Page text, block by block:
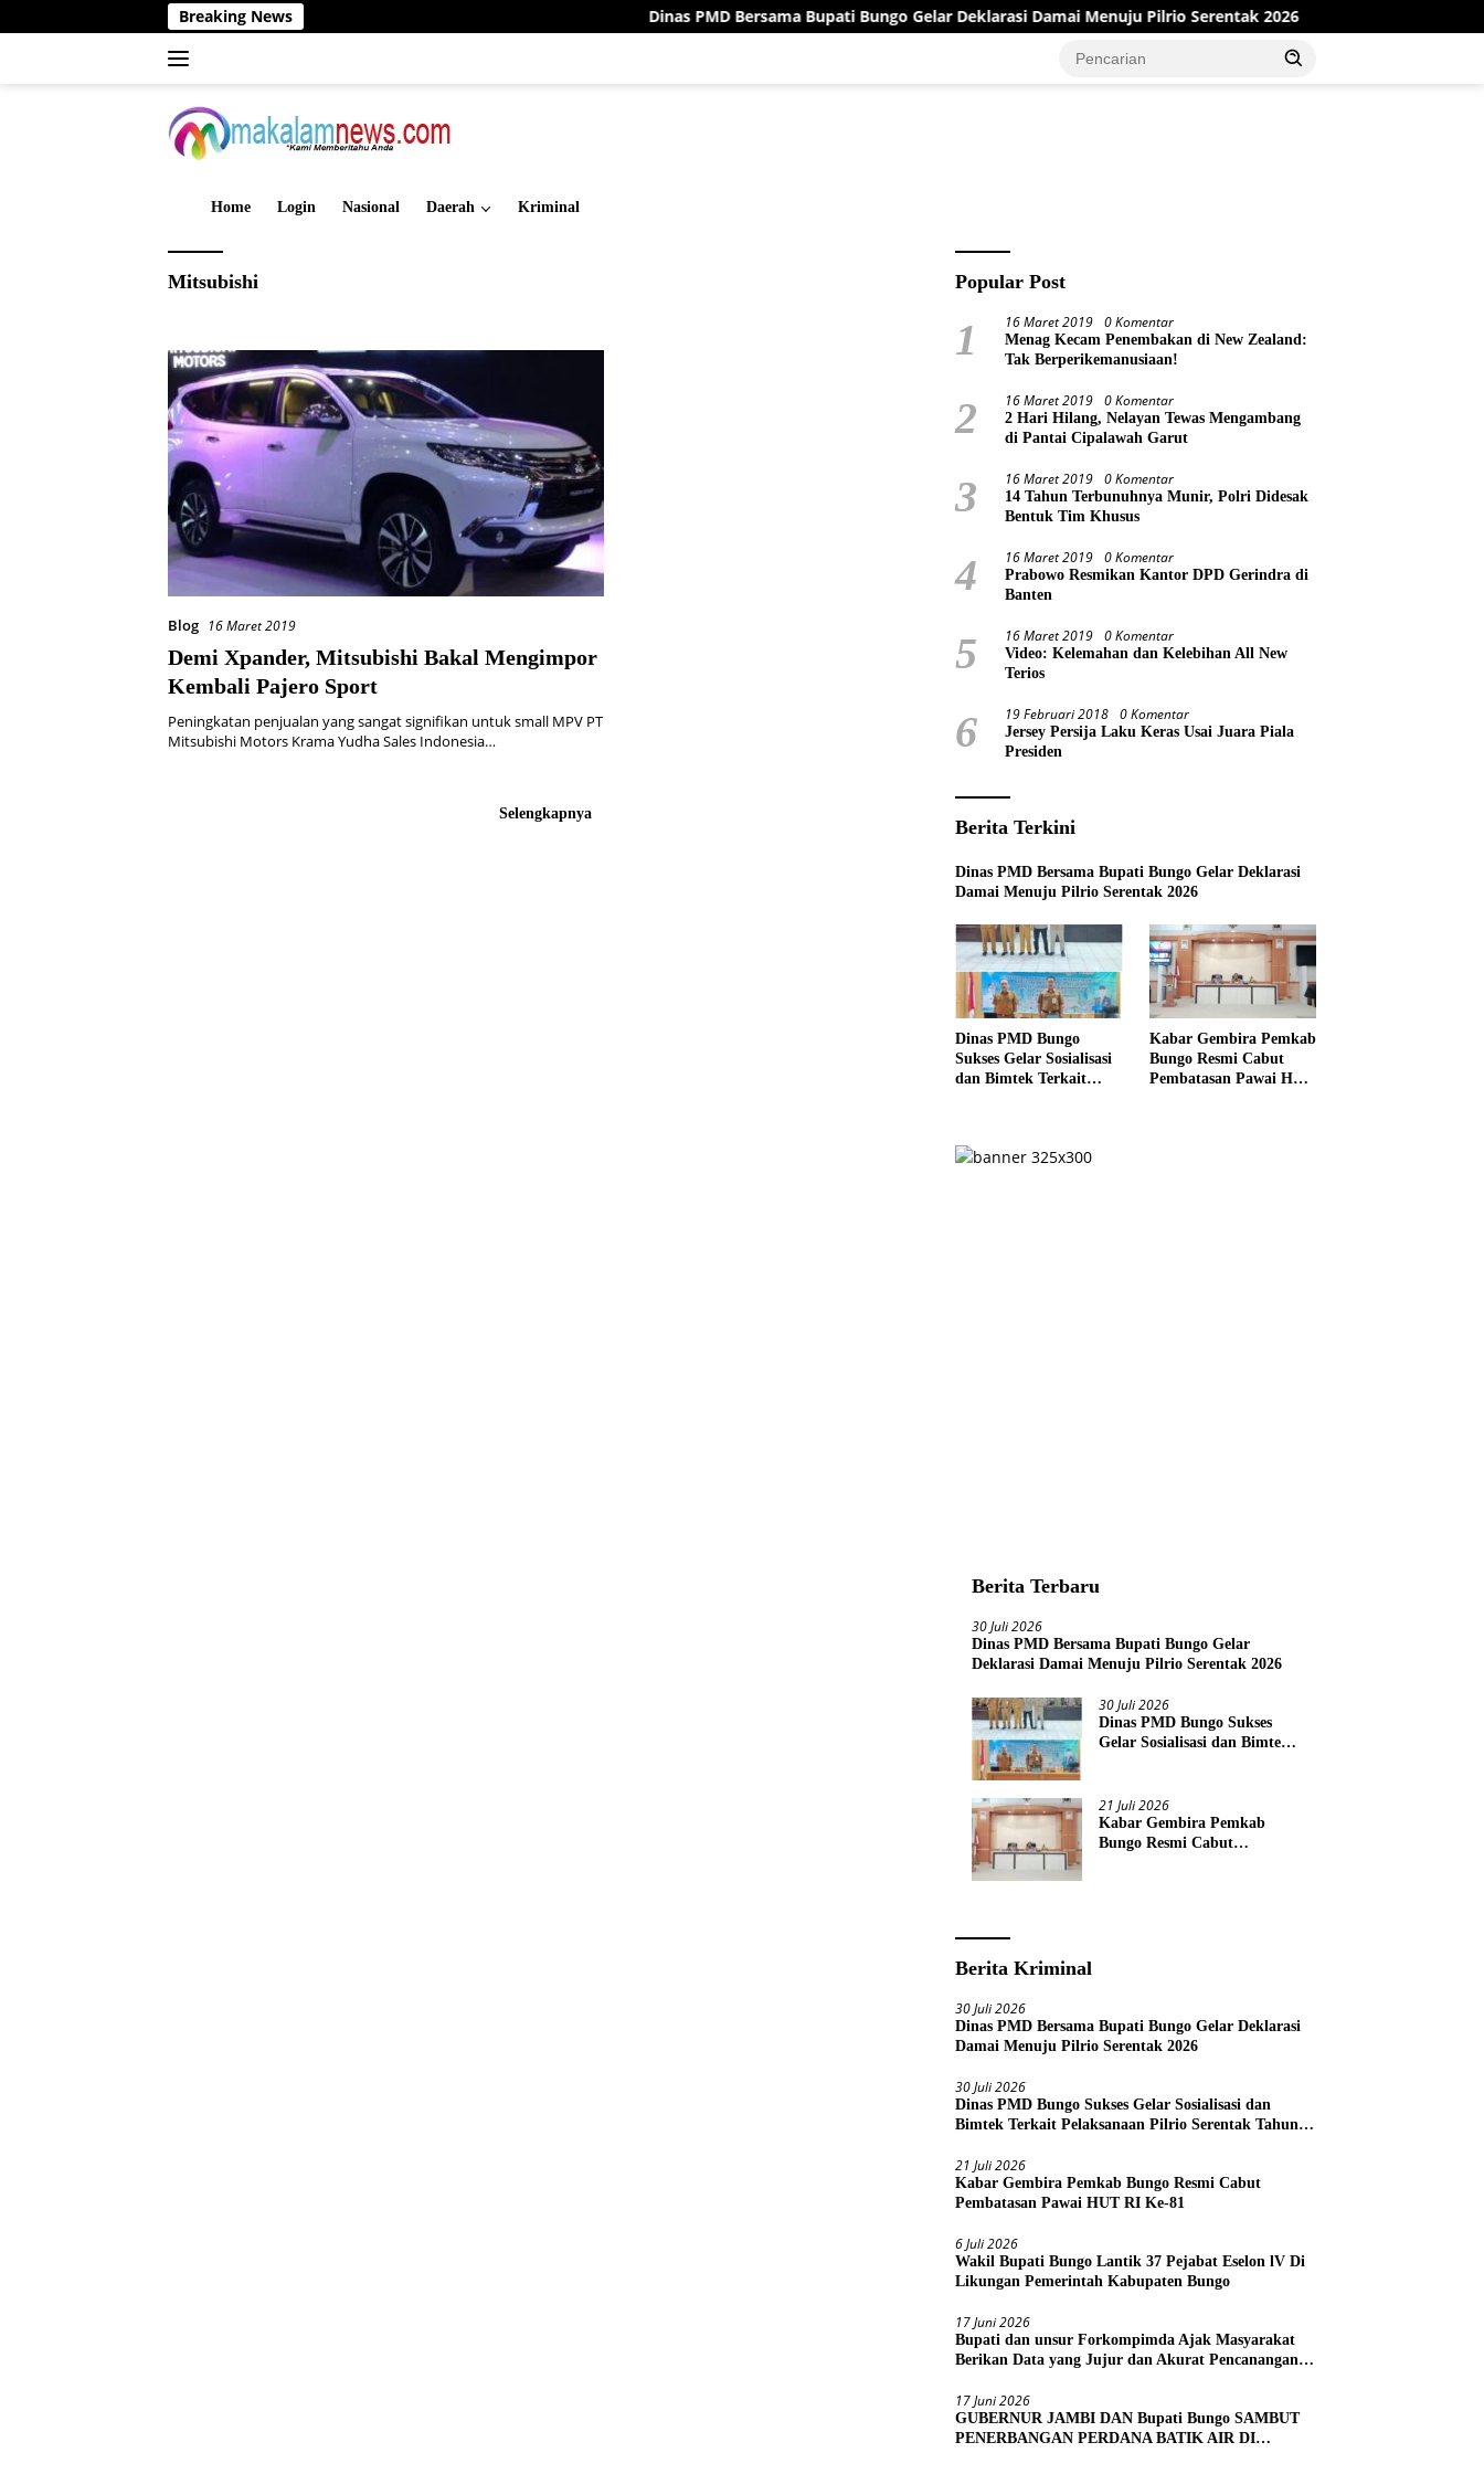
ke
Breaking News Dinas PMD Bersama Bupati Bungo Gelar Deklarasi Damai Menuju Pilrio Serentak 2026 Dinas PMD Bungo
Home Login Nasional Daerah Kriminal
Mitsubishi
Blog 16 Maret 2019
Demi Xpander, Mitsubishi Bakal Mengimpor
Kembali Pajero Sport
Peningkatan penjualan yang sangat signifikan untuk small MPV PT
Mitsubishi Motors Krama Yudha Sales Indonesia…
Selengkapnya
Popular Post
1 16 Maret 2019 0 Komentar
Menag Kecam Penembakan di New Zealand:
Tak Berperikemanusiaan!
2 16 Maret 2019 0 Komentar
2 Hari Hilang, Nelayan Tewas Mengambang
di Pantai Cipalawah Garut
3 16 Maret 2019 0 Komentar
14 Tahun Terbunuhnya Munir, Polri Didesak
Bentuk Tim Khusus
4 16 Maret 2019 0 Komentar
Prabowo Resmikan Kantor DPD Gerindra di
Banten
5 16 Maret 2019 0 Komentar
Video: Kelemahan dan Kelebihan All New
Terios
6 19 Februari 2018 0 Komentar
Jersey Persija Laku Keras Usai Juara Piala
Presiden
Berita Terkini
Dinas PMD Bersama Bupati Bungo Gelar Deklarasi
Damai Menuju Pilrio Serentak 2026
Dinas PMD Bungo
Sukses Gelar Sosialisasi
dan Bimtek Terkait
Kabar Gembira Pemkab
Bungo Resmi Cabut
Pembatasan Pawai HUT
Berita Terbaru
30 Juli 2026
Dinas PMD Bersama Bupati Bungo Gelar
Deklarasi Damai Menuju Pilrio Serentak 2026
30 Juli 2026
Dinas PMD Bungo Sukses
Gelar Sosialisasi dan Bimtek
21 Juli 2026
Kabar Gembira Pemkab
Bungo Resmi Cabut
Berita Kriminal
30 Juli 2026
Dinas PMD Bersama Bupati Bungo Gelar Deklarasi
Damai Menuju Pilrio Serentak 2026
30 Juli 2026
Dinas PMD Bungo Sukses Gelar Sosialisasi dan
Bimtek Terkait Pelaksanaan Pilrio Serentak Tahun
21 Juli 2026
Kabar Gembira Pemkab Bungo Resmi Cabut
Pembatasan Pawai HUT RI Ke-81
6 Juli 2026
Wakil Bupati Bungo Lantik 37 Pejabat Eselon lV Di
Likungan Pemerintah Kabupaten Bungo
17 Juni 2026
Bupati dan unsur Forkompimda Ajak Masyarakat
Berikan Data yang Jujur dan Akurat Pencanangan
17 Juni 2026
GUBERNUR JAMBI DAN Bupati Bungo SAMBUT
PENERBANGAN PERDANA BATIK AIR DI